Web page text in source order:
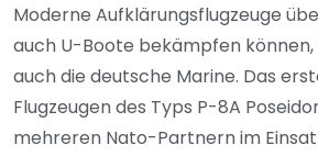
Moderne Aufklärungsflugzeuge
auch U-Boote bekämpfen
auch die deutsche Marine. Das
Flugzeugen des Typs P-8A
mehreren Nato-Partnern im